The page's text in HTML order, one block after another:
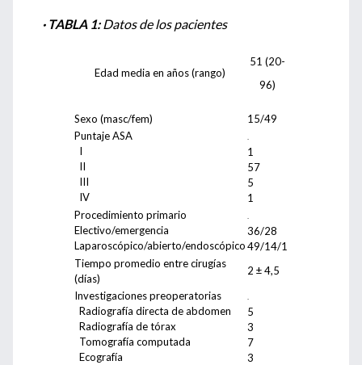
· TABLA 1:Datos de los pacientes
Edad media en años (rango)
51 (20-
96)
Sexo (masc/fem)
15/49
Puntaje ASA
I
II
III
IV
1
57
5
1
Procedimiento primario
Electivo/emergencia
Laparoscópico/abierto/endoscópico
36/28
49/14/1
Tiempo promedio entre cirugías
(días)
2 ± 4,5
Investigaciones preoperatorias
Radiografía directa de abdomen
Radiografía de tórax
Tomografía computada
Ecografía
5
3
7
3